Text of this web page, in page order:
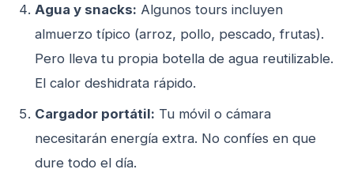
Agua y snacks: Algunos tours incluyen
almuerzo típico (arroz, pollo, pescado, frutas).
Pero lleva tu propia botella de agua reutilizable.
El calor deshidrata rápido.
Cargador portátil: Tu móvil o cámara
necesitarán energía extra. No confíes en que
dure todo el día.